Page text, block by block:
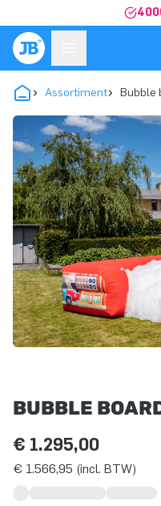
Assortiment Bubble
BUBBLE
€ 1.295,00
€ 1.566,95 (incl. BTW)